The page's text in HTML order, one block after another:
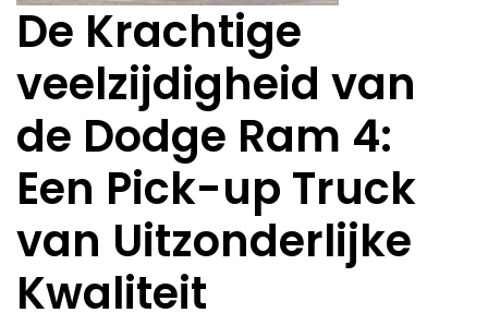
De Krachtige
veelzijdigheid van
de Dodge Ram 4:
Een Pick-up Truck
van Uitzonderlijke
Kwaliteit